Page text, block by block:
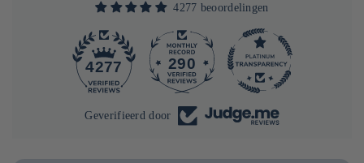
4277 beoordelingen
4277 290
Geverifieerd door